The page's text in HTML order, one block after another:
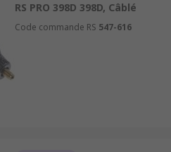
RS PRO 398D 398D, Câblé
Code commande RS 547-616